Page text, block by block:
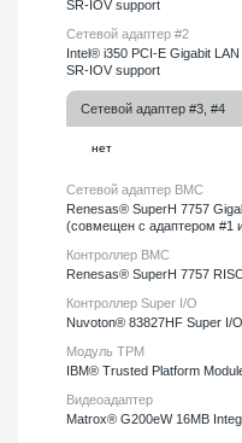
SR-IOV support
Сетевой адаптер #2
Intel® i350 PCI-E Gigabit
SR-IOV support
Сетевой адаптер #3, #4
Сетевой адаптер BMC
Renesas® SuperH 7757
(совмещен с адаптером #1
Контроллер BMC
Renesas® SuperH 7757
Контроллер Super I/O
Nuvoton® 83827HF Super I/
Модуль TPM
IBM® Trusted Platform
Видеоадаптер
Matrox® G200eW 16MB